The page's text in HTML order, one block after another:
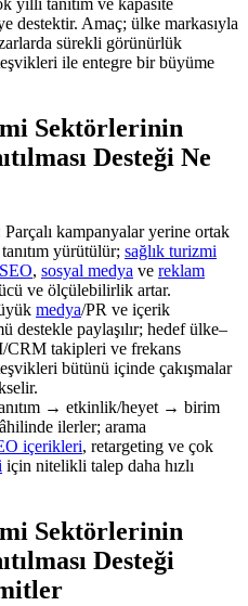
destektir. Amaç; ülke markasıyla
sürekli görünürlük
ile entegre bir büyüme
Sektörlerinin
Desteği Ne
kampanyalar yerine ortak
yürütülür; sağlık turizmi
SEO, sosyal medya ve reklam
ve ölçülebilirlik artar.
medya/PR ve içerik
destekle paylaşılır; hedef ülke–
CRM takipleri ve frekans
bütünü içinde çakışmalar
→ etkinlik/heyet → birim
ilerler; arama
içerikleri, retargeting ve çok
için nitelikli talep daha hızlı
Sektörlerinin
Desteği